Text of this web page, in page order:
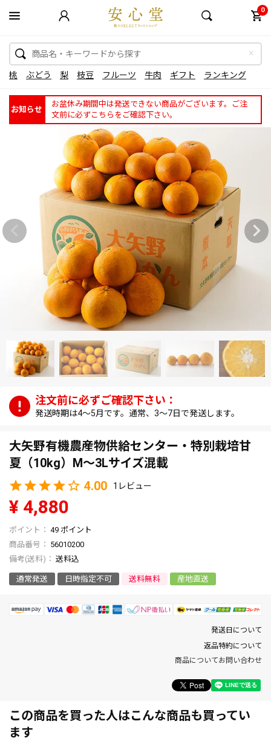
0
桃 ぶどう 梨 枝豆 フルーツ 牛肉 ギフト ランキング
お知らせ
お盆休み期間中は発送できない商品がございます。ご注
文前に必ずこちらをご確認下さい。
発送時期は4～5月です。通常、3～7日で発送します。
大矢野有機農産物供給センター・特別栽培甘
夏（10kg）M～3Lサイズ混載
4.00
1
¥ 4,880
49 ポイント
商品番号
56010200
送料込
通常発送 日時指定不可 送料無料 産地直送
発送日について
返品特約について
商品についてお問い合わせ
この商品を買った人はこんな商品も買ってい
ます